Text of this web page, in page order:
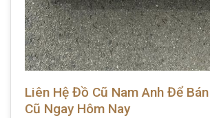
Liên Hệ Đồ Cũ Nam Anh Để
Cũ Ngay Hôm Nay